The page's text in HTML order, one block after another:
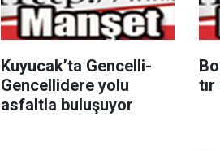
Kuyucak’ta Gencelli-
Gencellidere yolu
asfaltla buluşuyor